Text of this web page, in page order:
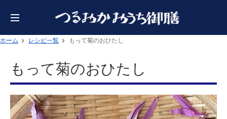
ホーム レシピ一覧 もって菊のおひたし
もって菊のおひたし